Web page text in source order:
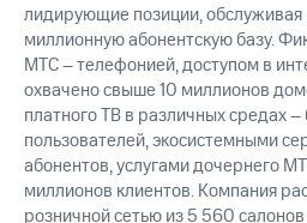
лидирующие позиции,
миллионную абонентскую базу.
МТС – телефонией, доступом в
охвачено свыше 10 миллионов
платного ТВ в различных средах
пользователей, экосистемными
абонентов, услугами дочернего
миллионов клиентов. Компания
розничной сетью из 5 560